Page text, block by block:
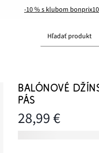
-10 % s klubom bonprix
Hľadať produkt
BALÓNOVÉ
PÁS
28,99 €